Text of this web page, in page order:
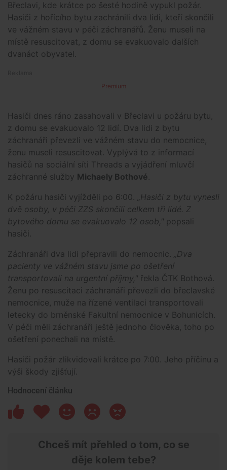
Břeclavi, kde krátce po šesté hodině vypukl požár.
Hasiči z hořícího bytu zachránili dva lidi, kteří skončili
ve vážném stavu v péči záchranářů. Ženu museli na
místě resuscitovat, z domu se evakuovalo dalších
dvanáct obyvatel.
Premium
Hasiči dnes ráno zasahovali v Břeclavi u požáru bytu,
z domu se evakuovalo 12 lidí. Dva lidi z bytu
záchranáři převezli ve vážném stavu do nemocnice,
ženu museli resuscitovat. Vyplývá to z informací
hasičů na sociální síti Threads a vyjádření mluvčí
záchranné služby Michaely Bothové.
K požáru hasiči vyjížděli po 6:00.
„Hasiči z bytu vynesli
dvě osoby, v péči ZZS skončili celkem tři lidé. Z
bytového domu se evakuovalo 12 osob," popsali
hasiči.
Záchranáři dva lidi přepravili do nemocnic.
„Dva
pacienty ve vážném stavu jsme po ošetření
transportovali na urgentní příjmy," řekla ČTK Bothová.
Ženu po resuscitaci záchranáři převezli do břeclavské
nemocnice, muže na řízené ventilaci transportovali
letecky do brněnské Fakultní nemocnice v Bohunicích.
V péči měli záchranáři ještě jednoho člověka, toho po
ošetření ponechali na místě.
Hasiči požár zlikvidovali krátce po 7:00. Jeho příčinu a
výši škody zjišťují.
Hodnocení článku
Chceš mít přehled o tom, co se
děje kolem tebe?